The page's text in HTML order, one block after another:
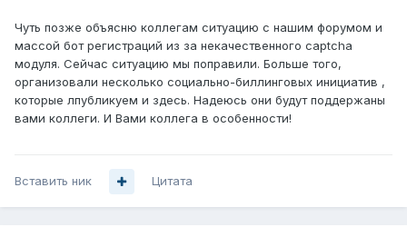
Чуть позже объясню коллегам ситуацию с нашим форумом и
массой бот регистраций из за некачественного captcha
модуля. Сейчас ситуацию мы поправили. Больше того,
организовали несколько социально-биллинговых инициатив ,
которые лпубликуем и здесь. Надеюсь они будут поддержаны
вами коллеги. И Вами коллега в особенности!
Вставить ник Цитата